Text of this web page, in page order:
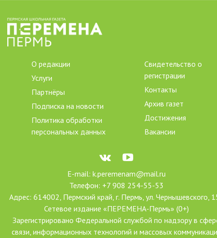
О редакции
Услуги
Партнёры
Подписка на новости
Политика обработки
персональных данных
Свидетельство о
регистрации
Контакты
Архив газет
Достижения
Вакансии
E-mail: k.peremenam@mail.ru
Телефон: +7 908 254-55-53
Адрес: 614002, Пермский край, г. Пермь, ул. Чернышевского,
Сетевое издание «ПЕРЕМЕНА-Пермь» (0+)
Зарегистрировано Федеральной службой по надзору в
связи, информационных технологий и массовых